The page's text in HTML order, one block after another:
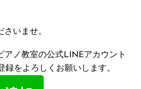
いませ。
アノ教室の公式LINEアカウント
録をよろしくお願いします。